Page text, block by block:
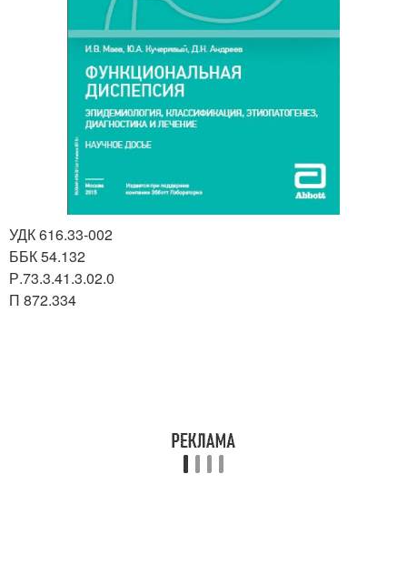
УДК 616.33-002
ББК 54.132
Р.73.3.41.3.02.0
П 872.334